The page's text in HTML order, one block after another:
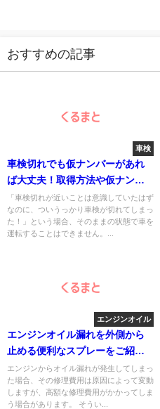
おすすめの記事
車検
車検切れでも仮ナンバーがあれ
ば大丈夫！取得方法や仮ナンバ
ーのメリットは？
「車検切れが近いことは意識していたはず
なのに、ついうっかり車検が切れてしまっ
た！」という場合、そのままの状態で車を
運転することはできません。...
エンジンオイル
エンジンオイル漏れを外側から
止める便利なスプレーをご紹
介！
エンジンからオイル漏れが発生してしまっ
た場合、その修理費用は原因によって変動
しますが、高額な修理費用がかかってしま
う場合があります。 そうい...